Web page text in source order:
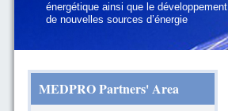
énergétique ainsi que le développement
de nouvelles sources d’énergie
doivent faire face
MEDPRO Partners' Area